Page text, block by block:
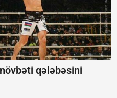
qələbəsini